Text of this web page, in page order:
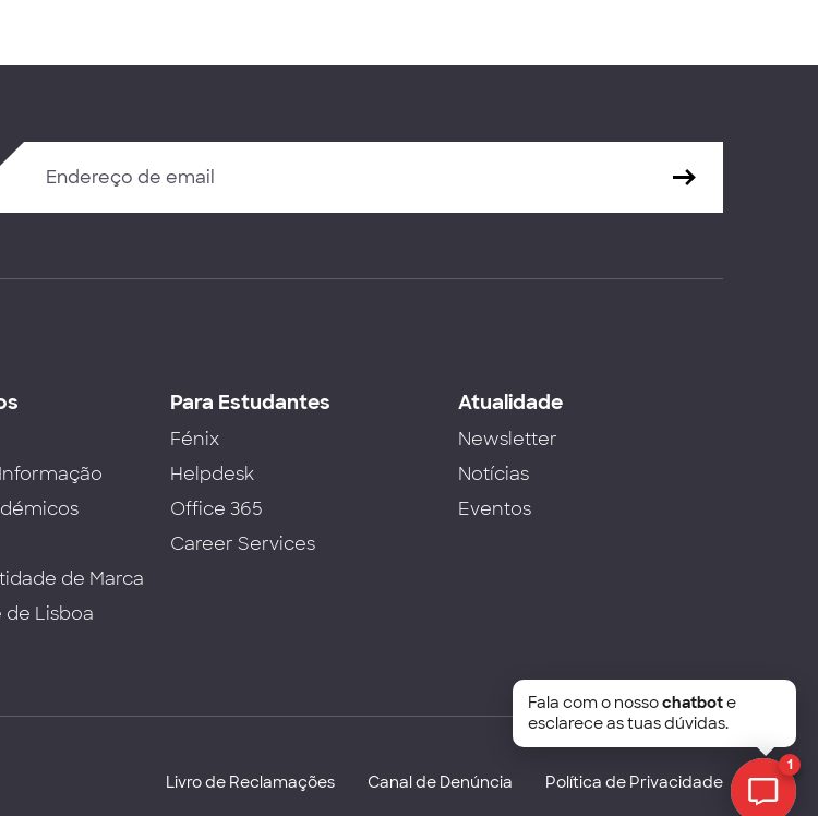
de Marca
de Lisboa
Para Estudantes
Fénix
Helpdesk
Office 365
Career Services
Atualidade
Newsletter
Notícias
Eventos
Livro de Reclamações Canal de Denúncia Política de Privacidade
1
Fala com o nossochatbote
esclarece as tuas dúvidas.